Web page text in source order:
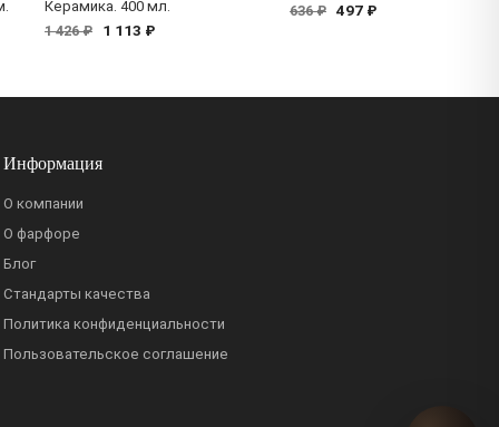
Керамика. 400 мл.
1 426 ₽
1 113 ₽
636 ₽ 497 ₽
Информация
О компании
О фарфоре
Блог
Стандарты качества
Политика конфиденциальности
Пользовательское соглашение